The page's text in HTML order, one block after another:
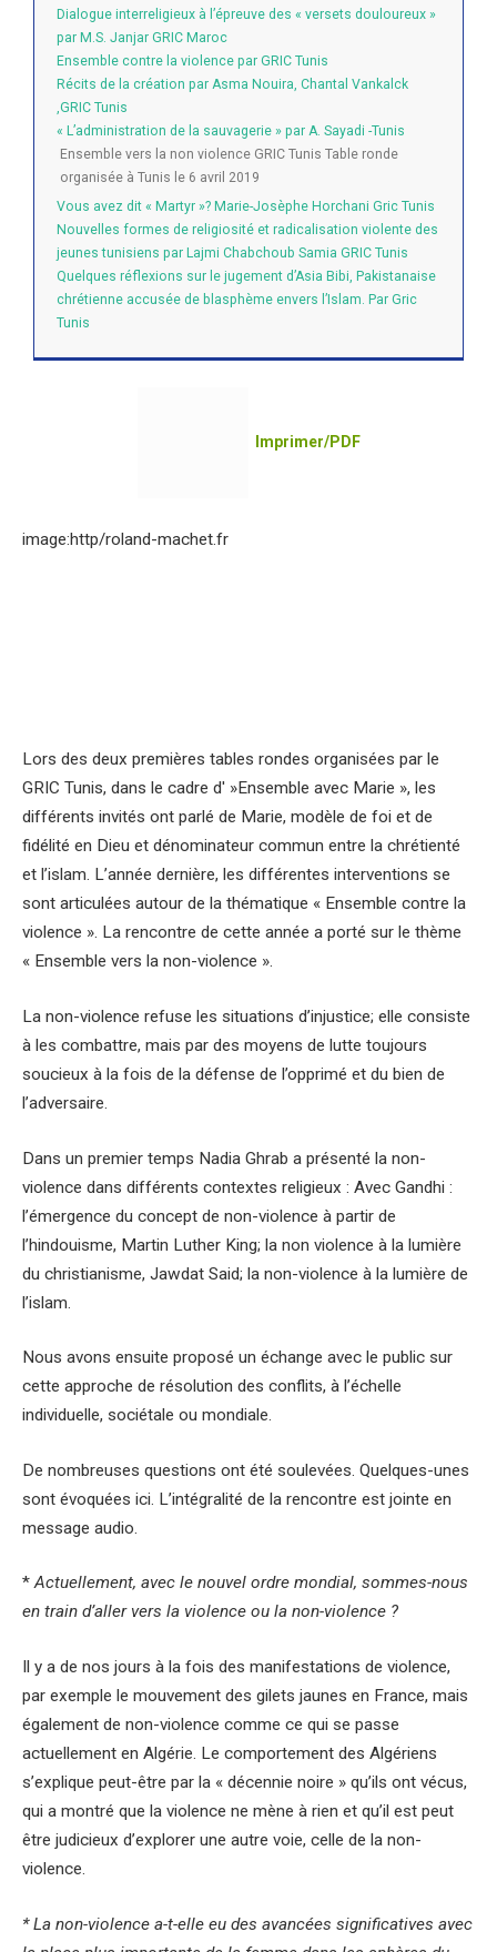
Dialogue interreligieux à l’épreuve des « versets douloureux »
par M.S. Janjar GRIC Maroc
Ensemble contre la violence par GRIC Tunis
Récits de la création par Asma Nouira, Chantal Vankalck
,GRIC Tunis
« L’administration de la sauvagerie » par A. Sayadi -Tunis
Ensemble vers la non violence GRIC Tunis Table ronde
organisée à Tunis le 6 avril 2019
Vous avez dit « Martyr »? Marie-Josèphe Horchani Gric Tunis
Nouvelles formes de religiosité et radicalisation violente des
jeunes tunisiens par Lajmi Chabchoub Samia GRIC Tunis
Quelques réflexions sur le jugement d’Asia Bibi, Pakistanaise
chrétienne accusée de blasphème envers l’Islam. Par Gric
Tunis
Imprimer/PDF
image:http/roland-machet.fr
Lors des deux premières tables rondes organisées par le
GRIC Tunis, dans le cadre d' »Ensemble avec Marie », les
différents invités ont parlé de Marie, modèle de foi et de
fidélité en Dieu et dénominateur commun entre la chrétienté
et l’islam. L’année dernière, les différentes interventions se
sont articulées autour de la thématique « Ensemble contre la
violence ». La rencontre de cette année a porté sur le thème
« Ensemble vers la non-violence ».
La non-violence refuse les situations d’injustice; elle consiste
à les combattre, mais par des moyens de lutte toujours
soucieux à la fois de la défense de l’opprimé et du bien de
l’adversaire.
Dans un premier temps Nadia Ghrab a présenté la non-
violence dans différents contextes religieux : Avec Gandhi :
l’émergence du concept de non-violence à partir de
l’hindouisme, Martin Luther King; la non violence à la lumière
du christianisme, Jawdat Said; la non-violence à la lumière de
l’islam.
Nous avons ensuite proposé un échange avec le public sur
cette approche de résolution des conflits, à l’échelle
individuelle, sociétale ou mondiale.
De nombreuses questions ont été soulevées. Quelques-unes
sont évoquées ici. L’intégralité de la rencontre est jointe en
message audio.
*Actuellement, avec le nouvel ordre mondial, sommes-nous
en train d’aller vers la violence ou la non-violence ?
Il y a de nos jours à la fois des manifestations de violence,
par exemple le mouvement des gilets jaunes en France, mais
également de non-violence comme ce qui se passe
actuellement en Algérie. Le comportement des Algériens
s’explique peut-être par la « décennie noire » qu’ils ont vécus,
qui a montré que la violence ne mène à rien et qu’il est peut
être judicieux d’explorer une autre voie, celle de la non-
violence.
* La non-violence a-t-elle eu des avancées significatives avec